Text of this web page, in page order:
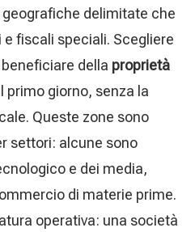
geografiche delimitate che
fiscali speciali. Scegliere
della proprietà
primo giorno, senza la
Queste zone sono
settori: alcune sono
e dei media,
di materie prime.
operativa: una società